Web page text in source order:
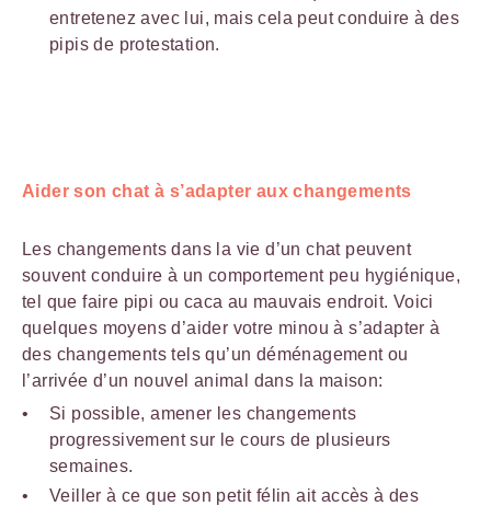
entretenez avec lui, mais cela peut conduire à des
pipis de protestation.
Aider son chat à s’adapter aux changements
Les changements dans la vie d’un chat peuvent
souvent conduire à un comportement peu hygiénique,
tel que faire pipi ou caca au mauvais endroit. Voici
quelques moyens d’aider votre minou à s’adapter à
des changements tels qu’un déménagement ou
l’arrivée d’un nouvel animal dans la maison:
Si possible, amener les changements
progressivement sur le cours de plusieurs
semaines.
Veiller à ce que son petit félin ait accès à des